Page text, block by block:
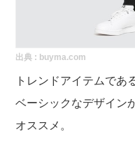
出典 : buyma.com
トレンドアイテムであ
ベーシックなデザイン
オススメ。